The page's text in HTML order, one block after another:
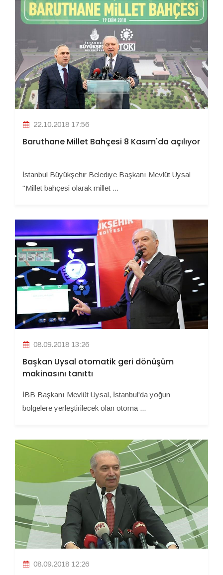
22.10.2018 17:56
Baruthane Millet Bahçesi 8 Kasım'da açılıyor
İstanbul Büyükşehir Belediye Başkanı Mevlüt Uysal
"Millet bahçesi olarak millet ...
08.09.2018 13:26
Başkan Uysal otomatik geri dönüşüm
makinasını tanıttı
İBB Başkanı Mevlüt Uysal, İstanbul'da yoğun
bölgelere yerleştirilecek olan otoma ...
08.09.2018 12:26